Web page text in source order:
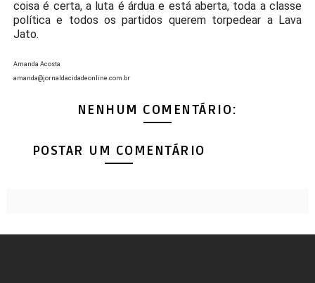
coisa é certa, a luta é árdua e está aberta, toda a classe
política e todos os partidos querem torpedear a Lava
Jato.
Amanda Acosta
amanda@jornaldacidadeonline.com.br
NENHUM COMENTÁRIO:
POSTAR UM COMENTÁRIO